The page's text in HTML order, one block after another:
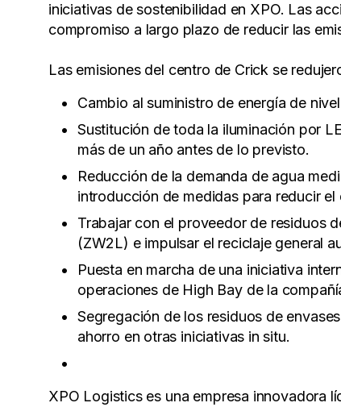
iniciativas de sostenibilidad en XPO. Las
compromiso a largo plazo de reducir las
Las emisiones del centro de Crick se
Cambio al suministro de energía de
Sustitución de toda la iluminación por
más de un año antes de lo previsto.
Reducción de la demanda de agua
introducción de medidas para reducir el
Trabajar con el proveedor de residuos
(ZW2L) e impulsar el reciclaje general
Puesta en marcha de una iniciativa
operaciones de High Bay de la
Segregación de los residuos de
ahorro en otras iniciativas in situ.
XPO Logistics es una empresa innovadora